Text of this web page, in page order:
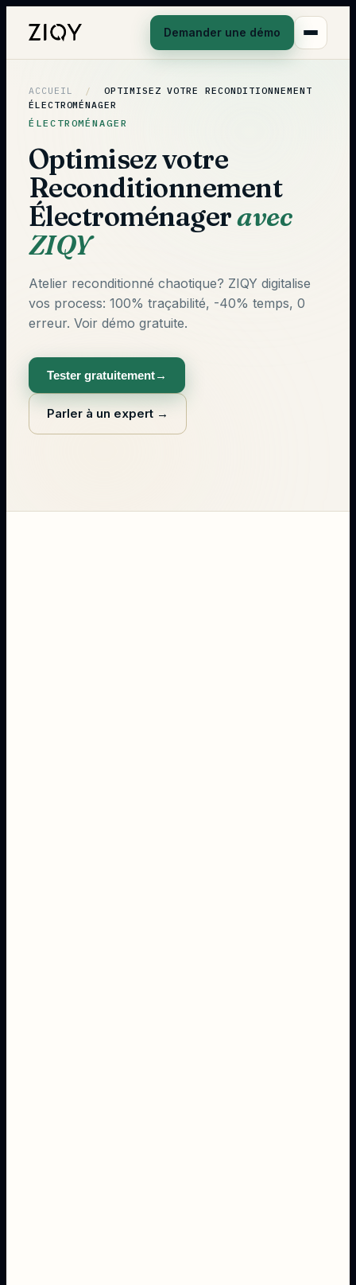
Demander une démo
ACCUEIL /
OPTIMISEZ VOTRE RECONDITIONNEMENT
ÉLECTROMÉNAGER
ÉLECTROMÉNAGER
Optimisez votre
Reconditionnement
Électroménageravec
ZIQY
Atelier reconditionné chaotique? ZIQY digitalise
vos process: 100% traçabilité, -40% temps, 0
erreur. Voir démo gratuite.
Tester gratuitement→
Parler à un expert →